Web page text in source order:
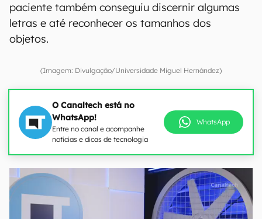
paciente também conseguiu discernir algumas
letras e até reconhecer os tamanhos dos
objetos.
(Imagem: Divulgação/Universidade Miguel Hernández)
O Canaltech está no
WhatsApp!
Entre no canal e acompanhe
notícias e dicas de tecnologia
WhatsApp